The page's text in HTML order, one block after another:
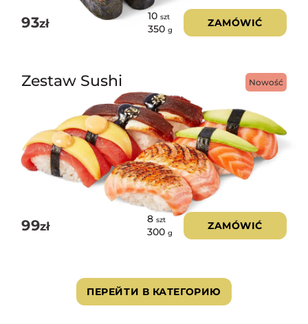
93zł
10 szt
350 g
ZAMÓWIĆ
Nowość
Zestaw Sushi
99zł
8 szt
300 g
ZAMÓWIĆ
ПЕРЕЙТИ В КАТЕГОРИЮ